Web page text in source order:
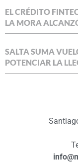
EL CRÉDITO
LA MORA
SALTA SUMA
POTENCIAR LA